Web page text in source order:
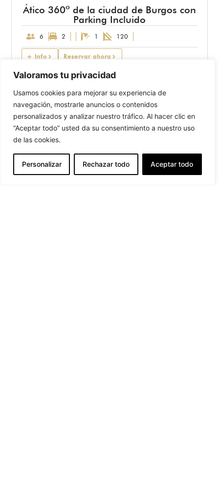
Valoramos tu privacidad
Usamos cookies para mejorar su experiencia de
navegación, mostrarle anuncios o contenidos
personalizados y analizar nuestro tráfico. Al hacer clic en
“Aceptar todo” usted da su consentimiento a nuestro uso
de las cookies.
Personalizar Rechazar todo Aceptar todo
Ático 360º de la ciudad de Burgos con
Parking Incluido
6 2 1 120
+ Info Reservar ahora